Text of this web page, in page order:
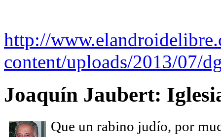
http://
content/uploads/2013/07/
Joaquín Jaubert:
Que un rabino judío, por